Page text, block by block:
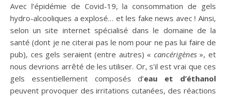
Avec l’épidémie de Covid-19, la consommation de gels
hydro-alcooliques a explosé… et les fake news avec ! Ainsi,
selon un site internet spécialisé dans le domaine de la
santé (dont je ne citerai pas le nom pour ne pas lui faire de
pub), ces gels seraient (entre autres) « cancérigènes», et
nous devrions arrêté de les utiliser. Or, s’il est vrai que ces
gels essentiellement composés d’eau et d’éthanol
peuvent provoquer des irritations cutanées, des réactions